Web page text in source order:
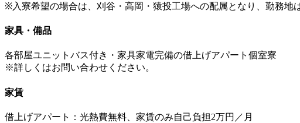
※入寮希望の場合は、刈谷・高岡・猿投工場への配属となり、勤務地
家具・備品
各部屋ユニットバス付き・家具家電完備の借上げアパート個室寮
※詳しくはお問い合わせください。
家賃
借上げアパート：光熱費無料、家賃のみ自己負担2万円／月